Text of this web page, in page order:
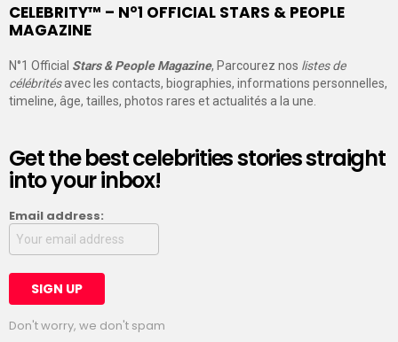
CELEBRITY™ – N°1 OFFICIAL STARS & PEOPLE
MAGAZINE
N°1 Official Stars & People Magazine, Parcourez nos listes de
célébritésavec les contacts, biographies, informations personnelles,
timeline, âge, tailles, photos rares et actualités a la une.
Get the best celebrities stories straight
into your inbox!
Email address:
Don't worry, we don't spam